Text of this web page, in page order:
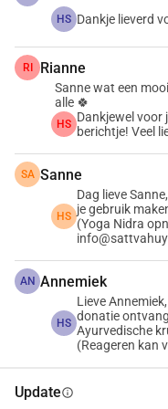
plek gecreëerd, en nu
bijzondere plek te
huur te dekken, zodat
als een warme oase
behoefte heeft aan
Marketing: om Het
van welzijn zichtbaar
team voor marketing,
bijdrage stelt me in
breder publiek te
naar deze oase van
• Opbouwen van een
bloeiende klantenkring
kan een groot verschil
deze gemeenschap
zodat meer mensen
bieden heeft.
HS Dankje lieverd
RI Rianne
Sanne wat een
alle 🍀
HS Dankjewel voor
berichtje! Veel
SA Sanne
HS
Dag lieve
je gebruik
(Yoga Nidra
AN Annemiek
HS
Lieve
donatie
Ayurvedische
(Reageren kan
Updateinfo